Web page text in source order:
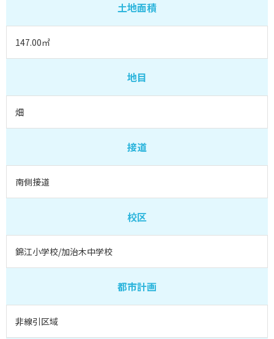
土地面積
147.00㎡
地目
畑
接道
南側接道
校区
錦江小学校/加治木中学校
都市計画
非線引区域